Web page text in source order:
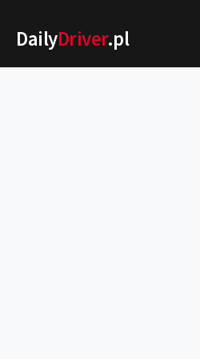
DailyDriver.pl